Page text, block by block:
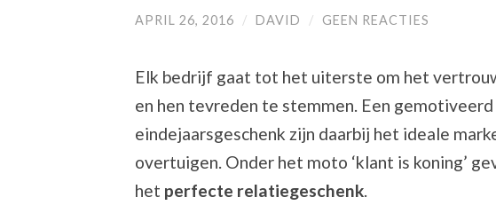
APRIL 26, 2016 / DAVID / GEEN REACTIES
Elk bedrijf gaat tot het uiterste om het
en hen tevreden te stemmen. Een
eindejaarsgeschenk zijn daarbij het ideale
overtuigen. Onder het moto ‘klant is koning’
het perfecte relatiegeschenk.